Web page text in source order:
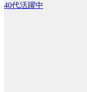
40代活躍中